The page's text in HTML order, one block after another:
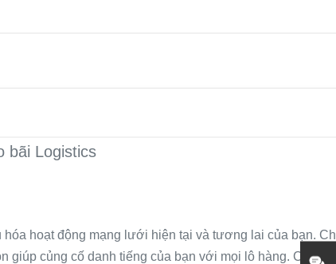
bãi Logistics
hoạt động mạng lưới hiện tại và tương lai của bạn.
giúp củng cố danh tiếng của bạn với mọi lô hàng. Cho